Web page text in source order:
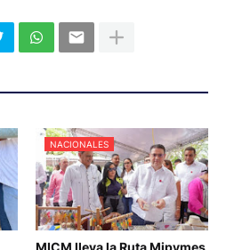
NACIONALES